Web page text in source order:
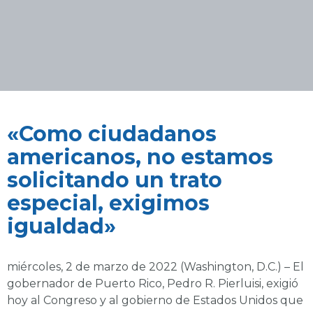
«Como ciudadanos
americanos, no estamos
solicitando un trato
especial, exigimos
igualdad»
miércoles, 2 de marzo de 2022 (Washington, D.C.) – El
gobernador de Puerto Rico, Pedro R. Pierluisi, exigió
hoy al Congreso y al gobierno de Estados Unidos que